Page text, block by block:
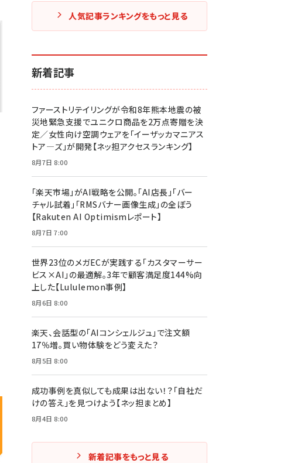
人気記事ランキングをもっと見る
新着記事
ファーストリテイリングが令和8年熊本地震の被
災地緊急支援でユニクロ商品を2万点寄贈を決
定／女性向け空調ウェアを「イーザッカマニアス
トア―ズ」が開発【ネッ担アクセスランキング】
8月7日 8:00
「楽天市場」がAI戦略を公開。「AI店長」「バー
チャル試着」「RMSバナー画像生成」の全ぼう
【Rakuten AI Optimismレポート】
8月7日 7:00
世界23位のメガECが実践する「カスタマーサー
ビス×AI」の最適解。3年で顧客満足度144%向
上した【Lululemon事例】
8月6日 8:00
楽天、会話型の「AIコンシェルジュ」で注文額
17％増。買い物体験をどう変えた？
8月5日 8:00
成功事例を真似しても成果は出ない！？「自社だ
けの答え」を見つけよう【ネッ担まとめ】
8月4日 8:00
新着記事をもっと見る